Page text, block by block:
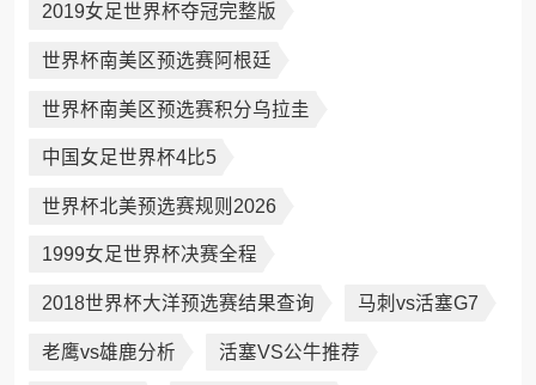
2019女足世界杯夺冠完整版
世界杯南美区预选赛阿根廷
世界杯南美区预选赛积分乌拉圭
中国女足世界杯4比5
世界杯北美预选赛规则2026
1999女足世界杯决赛全程
2018世界杯大洋预选赛结果查询 马刺vs活塞G7
老鹰vs雄鹿分析 活塞VS公牛推荐